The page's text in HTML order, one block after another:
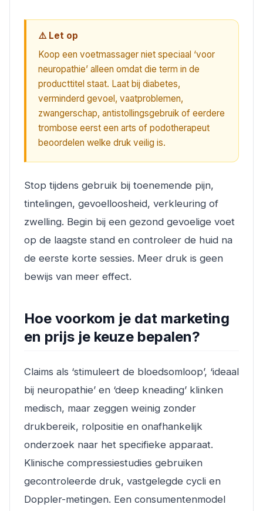
⚠️ Let op
Koop een voetmassager niet speciaal ‘voor
neuropathie’ alleen omdat die term in de
producttitel staat. Laat bij diabetes,
verminderd gevoel, vaatproblemen,
zwangerschap, antistollingsgebruik of eerdere
trombose eerst een arts of podotherapeut
beoordelen welke druk veilig is.
Stop tijdens gebruik bij toenemende pijn,
tintelingen, gevoelloosheid, verkleuring of
zwelling. Begin bij een gezond gevoelige voet
op de laagste stand en controleer de huid na
de eerste korte sessies. Meer druk is geen
bewijs van meer effect.
Hoe voorkom je dat marketing
en prijs je keuze bepalen?
Claims als ‘stimuleert de bloedsomloop’, ‘ideaal
bij neuropathie’ en ‘deep kneading’ klinken
medisch, maar zeggen weinig zonder
drukbereik, rolpositie en onafhankelijk
onderzoek naar het specifieke apparaat.
Klinische compressiestudies gebruiken
gecontroleerde druk, vastgelegde cycli en
Doppler-metingen. Een consumentenmodel